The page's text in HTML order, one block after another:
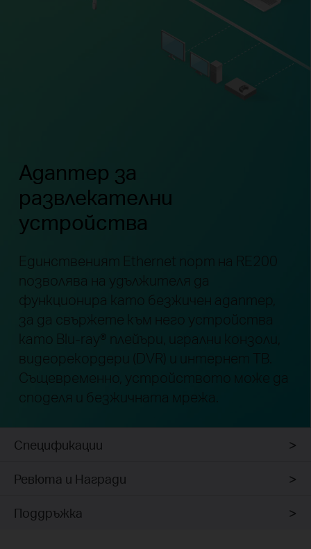
Адаптер за
развлекателни
устройства
Единственият Ethernet порт на RE200
позволява на удължителя да
функционира като безжичен адаптер,
за да свържете към него устройства
като Blu-ray® плейъри, игрални конзоли,
видеорекордери (DVR) и интернет ТВ.
Същевременно, устройството може да
споделя и безжичната мрежа.
Спецификации
Ревюта и Награди
Поддръжка